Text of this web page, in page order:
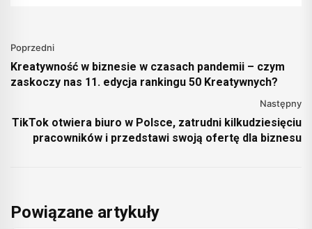
Poprzedni
Kreatywność w biznesie w czasach pandemii – czym
zaskoczy nas 11. edycja rankingu 50 Kreatywnych?
Następny
TikTok otwiera biuro w Polsce, zatrudni kilkudziesięciu
pracowników i przedstawi swoją ofertę dla biznesu
Powiązane artykuły